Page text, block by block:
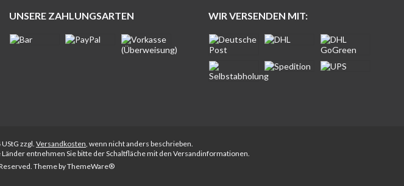
UNSERE ZAHLUNGSARTEN WIR VERSENDEN MIT:
zzgl. Versandkosten, wenn nicht anders beschrieben.
entnehmen Sie bitte der Schaltfläche mit den Versandinformationen.
Theme byThemeWare®